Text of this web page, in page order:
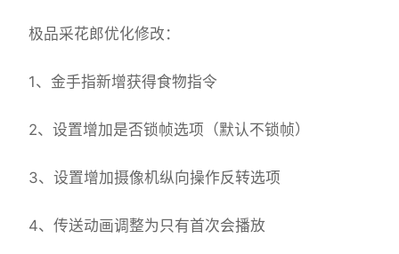
极品采花郎优化修改：
1、金手指新增获得食物指令
2、设置增加是否锁帧选项（默认不锁帧）
3、设置增加摄像机纵向操作反转选项
4、传送动画调整为只有首次会播放